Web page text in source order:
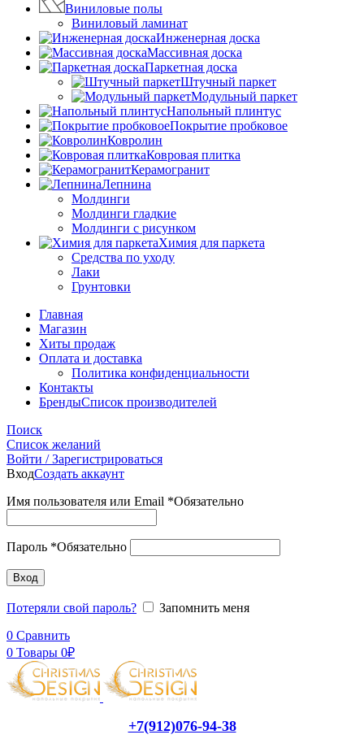
Виниловые полы
Виниловый ламинат
Инженерная доска
Массивная доска
Паркетная доска
Штучный паркет
Модульный паркет
Напольный плинтус
Покрытие пробковое
Ковролин
Ковровая плитка
Керамогранит
Лепнина
Молдинги
Молдинги гладкие
Молдинги с рисунком
Химия для паркета
Средства по уходу
Лаки
Грунтовки
Главная
Магазин
Хиты продаж
Оплата и доставка
Политика конфиденциальности
Контакты
БрендыСписок производителей
Поиск
Список желаний
Войти / Зарегистрироваться
ВходСоздать аккаунт
Имя пользователя или Email *Обязательно
Пароль *Обязательно
Вход
Потеряли свой пароль?
Запомнить меня
0 Сравнить
0 Товары 0₽
+7(912)076-94-38